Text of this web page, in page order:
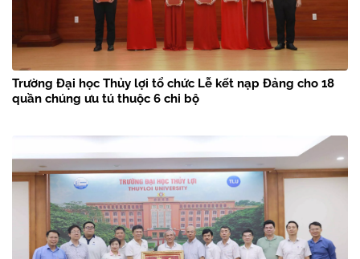
Trường Đại học Thủy lợi tổ chức Lễ kết nạp Đảng cho 18
quần chúng ưu tú thuộc 6 chi bộ